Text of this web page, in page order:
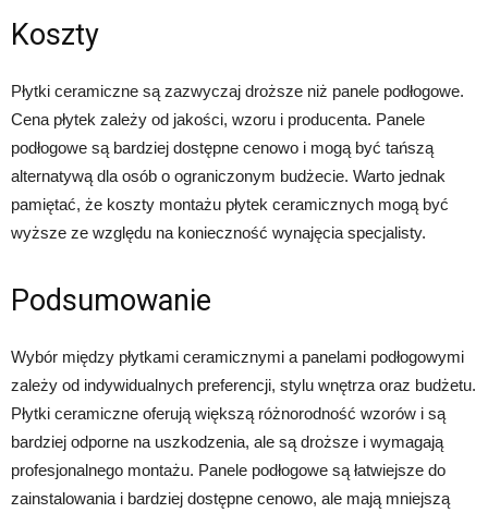
Koszty
Płytki ceramiczne są zazwyczaj droższe niż panele podłogowe.
Cena płytek zależy od jakości, wzoru i producenta. Panele
podłogowe są bardziej dostępne cenowo i mogą być tańszą
alternatywą dla osób o ograniczonym budżecie. Warto jednak
pamiętać, że koszty montażu płytek ceramicznych mogą być
wyższe ze względu na konieczność wynajęcia specjalisty.
Podsumowanie
Wybór między płytkami ceramicznymi a panelami podłogowymi
zależy od indywidualnych preferencji, stylu wnętrza oraz budżetu.
Płytki ceramiczne oferują większą różnorodność wzorów i są
bardziej odporne na uszkodzenia, ale są droższe i wymagają
profesjonalnego montażu. Panele podłogowe są łatwiejsze do
zainstalowania i bardziej dostępne cenowo, ale mają mniejszą